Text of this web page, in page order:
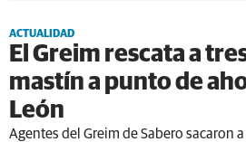
ACTUALIDAD
El Greim rescata a
mastín a punto de
León
Agentes del Greim de Sabero sacaron